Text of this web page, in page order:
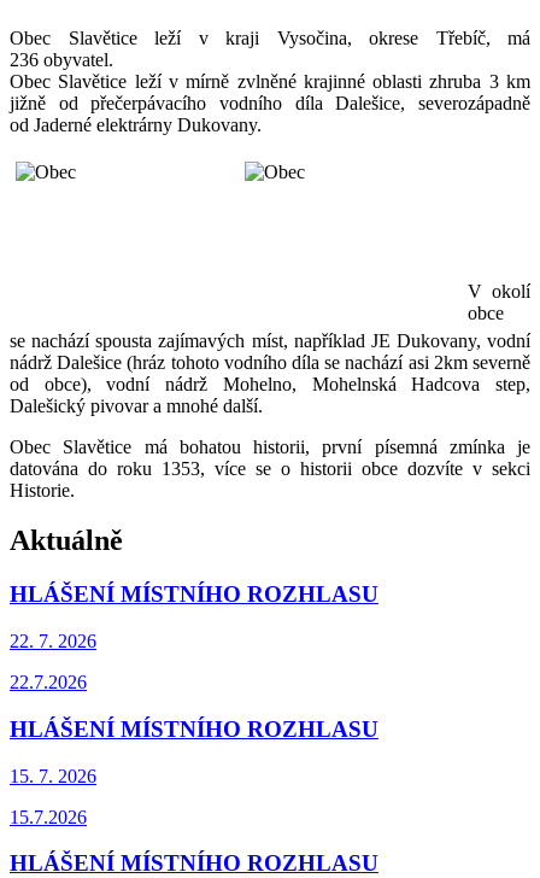
Obec Slavětice leží v kraji Vysočina, okrese Třebíč, má
236 obyvatel.
Obec Slavětice leží v mírně zvlněné krajinné oblasti zhruba 3 km
jižně od přečerpávacího vodního díla Dalešice, severozápadně
od Jaderné elektrárny Dukovany.
V okolí
obce
se nachází spousta zajímavých míst, například JE Dukovany, vodní
nádrž Dalešice (hráz tohoto vodního díla se nachází asi 2km severně
od obce), vodní nádrž Mohelno, Mohelnská Hadcova step,
Dalešický pivovar a mnohé další.
Obec Slavětice má bohatou historii, první písemná zmínka je
datována do roku 1353, více se o historii obce dozvíte v sekci
Historie.
Aktuálně
HLÁŠENÍ MÍSTNÍHO ROZHLASU
22. 7. 2026
22.7.2026
HLÁŠENÍ MÍSTNÍHO ROZHLASU
15. 7. 2026
15.7.2026
HLÁŠENÍ MÍSTNÍHO ROZHLASU